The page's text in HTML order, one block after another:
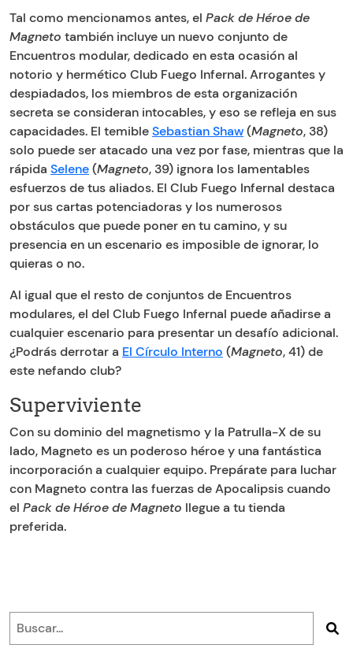
Tal como mencionamos antes, el Pack de Héroe de
Magneto también incluye un nuevo conjunto de
Encuentros modular, dedicado en esta ocasión al
notorio y hermético Club Fuego Infernal. Arrogantes y
despiadados, los miembros de esta organización
secreta se consideran intocables, y eso se refleja en sus
capacidades. El temibleSebastian Shaw(Magneto, 38)
solo puede ser atacado una vez por fase, mientras que la
rápida Selene(Magneto, 39) ignora los lamentables
esfuerzos de tus aliados. El Club Fuego Infernal destaca
por sus cartas potenciadoras y los numerosos
obstáculos que puede poner en tu camino, y su
presencia en un escenario es imposible de ignorar, lo
quieras o no.
Al igual que el resto de conjuntos de Encuentros
modulares, el del Club Fuego Infernal puede añadirse a
cualquier escenario para presentar un desafío adicional.
¿Podrás derrotar a El Círculo Interno (Magneto, 41) de
este nefando club?
Superviviente
Con su dominio del magnetismo y la Patrulla-X de su
lado, Magneto es un poderoso héroe y una fantástica
incorporación a cualquier equipo. Prepárate para luchar
con Magneto contra las fuerzas de Apocalipsis cuando
el Pack de Héroe de Magneto llegue a tu tienda
preferida.